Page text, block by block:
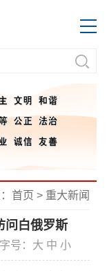
首页 > 重大新闻
问白俄罗斯
字号： 大 中 小